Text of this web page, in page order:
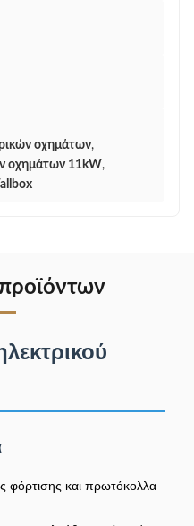
οχημάτων,
οχημάτων 11kW,
φόρτισης και πρωτόκολλα